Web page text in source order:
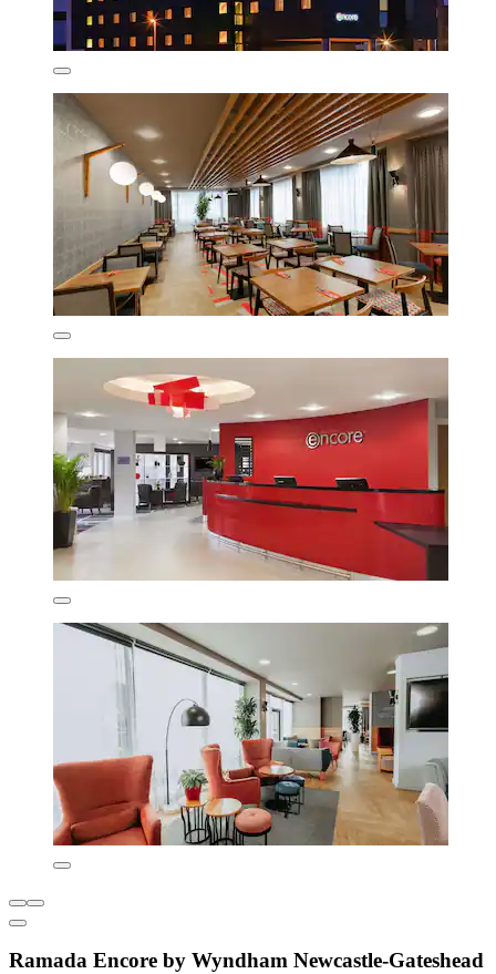
Ramada Encore by Wyndham Newcastle-Gateshead